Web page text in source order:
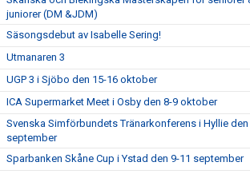
juniorer (DM &JDM)
Säsongsdebut av Isabelle Sering!
Utmanaren 3
UGP 3 i Sjöbo den 15-16 oktober
ICA Supermarket Meet i Osby den 8-9 oktober
Svenska Simförbundets Tränarkonferens i Hyllie den
september
Sparbanken Skåne Cup i Ystad den 9-11 september